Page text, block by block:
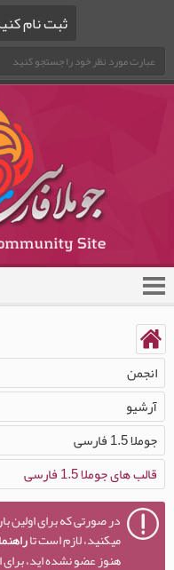
ثبت نام
انجمن
آرشیو
جوملا 1.5 فارسی
قالب های جوملا 1.5 فارسی
در صورتی که برای اولین
میکنید، لازم است تا
هنوز عضو نشده اید،